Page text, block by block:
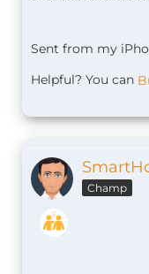
Sent from my
Helpful? You can
Champ